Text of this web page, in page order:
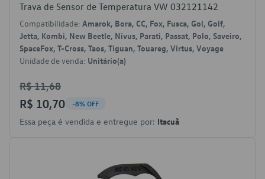
Trava de Sensor de Temperatura VW 032121142
Compatibilidade: Amarok, Bora, CC, Fox, Fusca, Gol, Golf,
Jetta, Kombi, New Beetle, Nivus, Parati, Passat, Polo, Saveiro,
SpaceFox, T-Cross, Taos, Tiguan, Touareg, Virtus, Voyage
Unidade de venda: Unitário(a)
R$ 11,68
R$ 10,70 -8% OFF
Essa peça é vendida e entregue por: Itacuã